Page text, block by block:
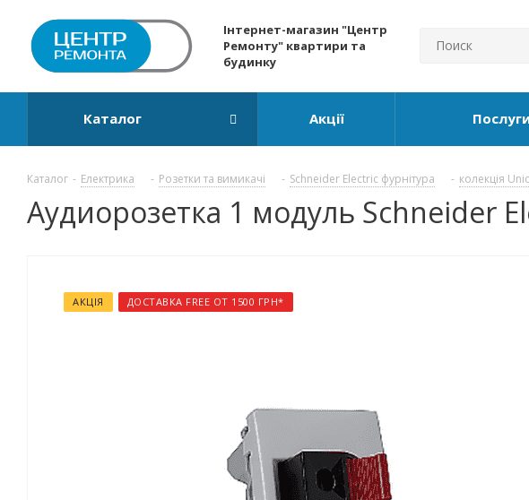
Інтернет-магазин "Центр
Ремонту" квартири та
будинку
Каталог Акції
Каталог - Електрика - Розетки та вимикачі - Schneider Electric фурнітура - колекція
Аудиорозетка 1 модуль Schneider
АКЦІЯ ДОСТАВКА FREE ОТ 1500 ГРН*